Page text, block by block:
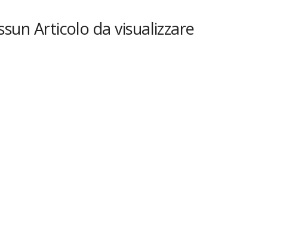
t
Articolo da visualizzare